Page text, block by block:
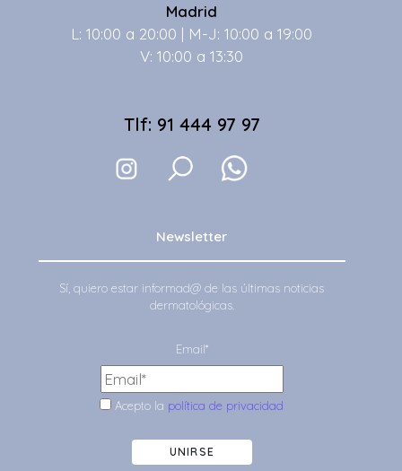
Madrid
L: 10:00 a 20:00 | M-J: 10:00 a 19:00
V: 10:00 a 13:30
Tlf: 91 444 97 97
Newsletter
Sí, quiero estar informad@ de las últimas noticias
dermatológicas.
Email*
Acepto la política de privacidad
UNIRSE